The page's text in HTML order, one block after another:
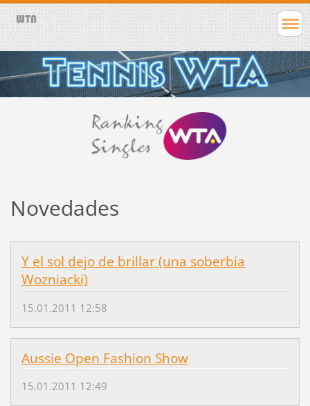
Novedades
Y el sol dejo de brillar (una soberbia
Wozniacki)
15.01.2011 12:58
Aussie Open Fashion Show
15.01.2011 12:49